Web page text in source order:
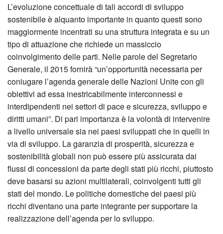
L’evoluzione concettuale di tali accordi di sviluppo
sostenibile è alquanto importante in quanto questi sono
maggiormente incentrati su una struttura integrata e su un
tipo di attuazione che richiede un massiccio
coinvolgimento delle parti. Nelle parole del Segretario
Generale, il 2015 fornirà “un’opportunità necessaria per
coniugare l’agenda generale delle Nazioni Unite con gli
obiettivi ad essa inestricabilmente interconnessi e
interdipendenti nei settori di pace e sicurezza, sviluppo e
diritti umani”. Di pari importanza è la volontà di intervenire
a livello universale sia nei paesi sviluppati che in quelli in
via di sviluppo. La garanzia di prosperità, sicurezza e
sostenibilità globali non può essere più assicurata dai
flussi di concessioni da parte degli stati più ricchi, piuttosto
deve basarsi su azioni multilaterali, coinvolgenti tutti gli
stati del mondo. Le politiche domestiche dei paesi più
ricchi diventano una parte integrante per supportare la
realizzazione dell’agenda per lo sviluppo.